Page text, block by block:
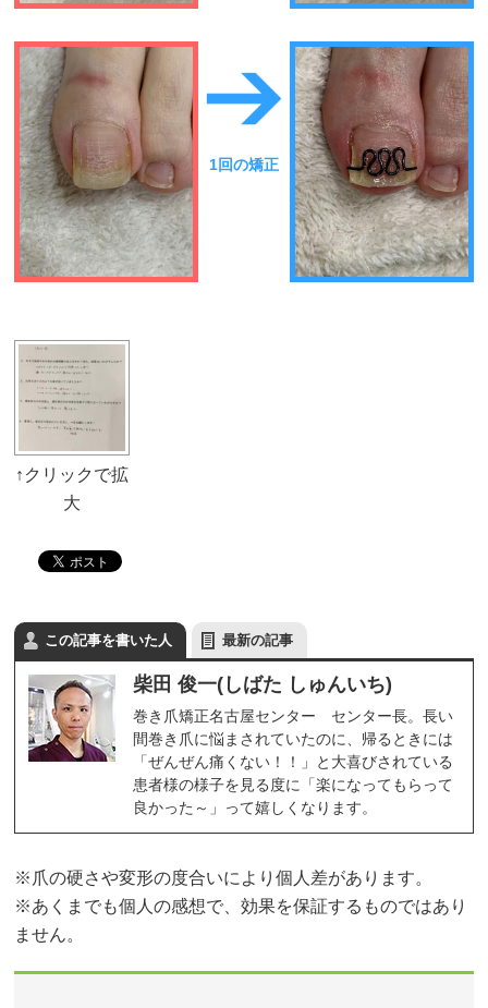
1回の矯正
この記事を書いた人 最新の記事
柴田 俊一(しばた しゅんいち)
巻き爪矯正名古屋センター センター長。長い
間巻き爪に悩まされていたのに、帰るときには
「ぜんぜん痛くない！！」と大喜びされている
患者様の様子を見る度に「楽になってもらって
良かった～」って嬉しくなります。
※爪の硬さや変形の度合いにより個人差があります。
※あくまでも個人の感想で、効果を保証するものではあり
ません。